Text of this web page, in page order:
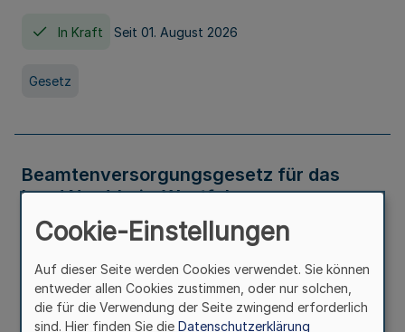
In Kraft Seit 01. August 2026
Gesetz
Beamtenversorgungsgesetz für das
Land Nordrhein-Westfalen
(Landesbeamtenversorgungsgesetz -
LBeamtVG NRW)
In Kraft Seit 01. Juli 2016
Cookie-Einstellungen
Auf dieser Seite werden Cookies verwendet. Sie können
entweder allen Cookies zustimmen, oder nur solchen,
die für die Verwendung der Seite zwingend erforderlich
sind. Hier finden Sie die Datenschutzerklärung